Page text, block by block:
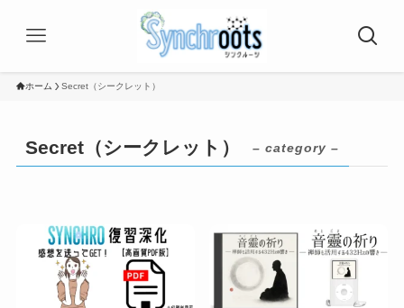
ホーム Secret（シークレット）
Secret（シークレット） – category –